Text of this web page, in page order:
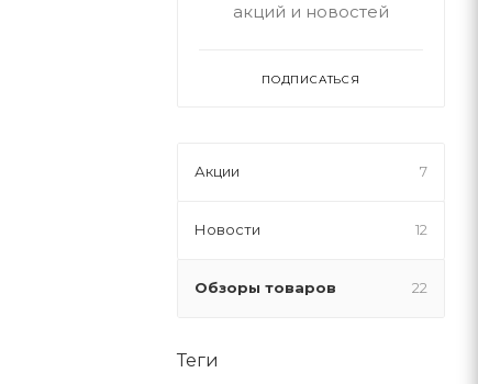
акций и новостей
ПОДПИСАТЬСЯ
Акции 7
Новости 12
Обзоры товаров 22
Теги